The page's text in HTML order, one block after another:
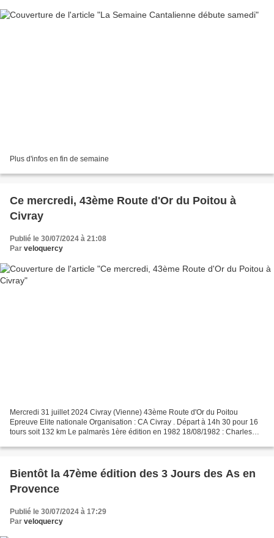
Plus d'infos en fin de semaine
Ce mercredi, 43ème Route d'Or du Poitou à
Civray
Publié le 30/07/2024 à 21:08
Par veloquercy
Mercredi 31 juillet 2024 Civray (Vienne) 43ème Route d'Or du Poitou
Epreuve Elite nationale Organisation : CA Civray . Départ à 14h 30 pour 16
tours soit 132 km Le palmarès 1ère édition en 1982 18/08/1982 : Charles
Bientôt la 47ème édition des 3 Jours des As en
Provence
Publié le 30/07/2024 à 17:29
Par veloquercy